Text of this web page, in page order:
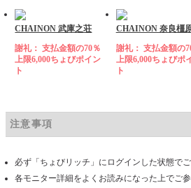
CHAINON 武庫之荘
謝礼： 支払金額の70％
上限6,000ちょびポイン
ト
CHAINON 奈良橿
謝礼： 支払金額の
上限6,000ちょびポ
ト
注意事項
必ず「ちょびリッチ」にログインした状態でご
各モニター詳細をよくお読みになった上でご参